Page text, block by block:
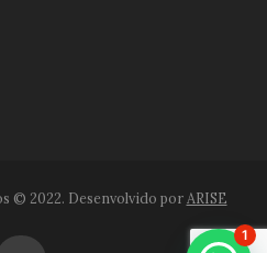
© 2022. Desenvolvido por ARISE
1